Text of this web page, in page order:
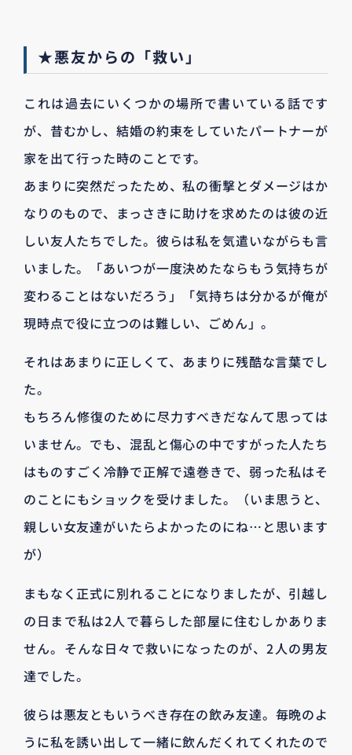
★悪友からの「救い」
これは過去にいくつかの場所で書いている話です
が、昔むかし、結婚の約束をしていたパートナーが
家を出て行った時のことです。
あまりに突然だったため、私の衝撃とダメージはか
なりのもので、まっさきに助けを求めたのは彼の近
しい友人たちでした。彼らは私を気遣いながらも言
いました。「あいつが一度決めたならもう気持ちが
変わることはないだろう」「気持ちは分かるが俺が
現時点で役に立つのは難しい、ごめん」。
それはあまりに正しくて、あまりに残酷な言葉でし
た。
もちろん修復のために尽力すべきだなんて思っては
いません。でも、混乱と傷心の中ですがった人たち
はものすごく冷静で正解で遠巻きで、弱った私はそ
のことにもショックを受けました。（いま思うと、
親しい女友達がいたらよかったのにね…と思います
が）
まもなく正式に別れることになりましたが、引越し
の日まで私は2人で暮らした部屋に住むしかありま
せん。そんな日々で救いになったのが、2人の男友
達でした。
彼らは悪友ともいうべき存在の飲み友達。毎晩のよ
うに私を誘い出して一緒に飲んだくれてくれたので